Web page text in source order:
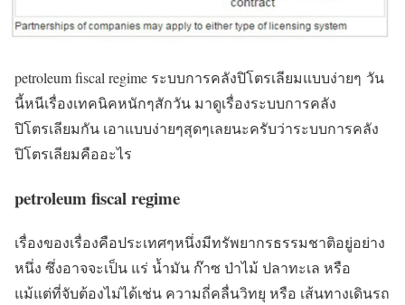
petroleum fiscal regime ระบบการคลังปิโตรเลียมแบบง่ายๆ วัน
นี้หนีเรื่องเทคนิคหนักๆสักวัน มาดูเรื่องระบบการคลัง
ปิโตรเลียมกัน เอาแบบง่ายๆสุดๆเลยนะครับว่าระบบการคลัง
ปิโตรเลียมคืออะไร
petroleum fiscal regime
เรื่องของเรื่องคือประเทศๆหนึ่งมีทรัพยากรธรรมชาติอยู่อย่าง
หนึ่ง ซึ่งอาจจะเป็น แร่ น้ำมัน ก๊าซ ป่าไม้ ปลาทะเล หรือ
แม้แต่ที่จับต้องไม่ได้เช่น ความถี่คลื่นวิทยุ หรือ เส้นทางเดินรถ